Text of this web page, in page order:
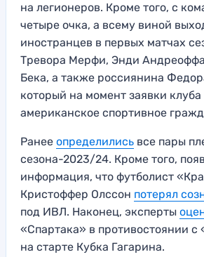
на легионеров. Кроме того, с
четыре очка, а всему виной
иностранцев в первых матчах
Тревора Мерфи, Энди
Бека, а также россиянина
который на момент заявки
американское спортивное
Ранее определились все пары
сезона-2023/24. Кроме того,
информация, что футболист
Кристоффер Олссон потерял
под ИВЛ. Наконец, эксперты
«Спартака» в противостоянии с
на старте Кубка Гагарина.